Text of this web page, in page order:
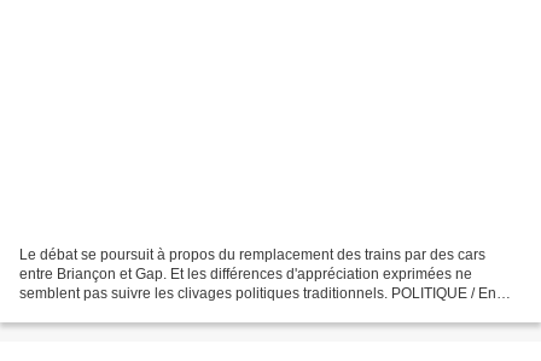
Le débat se poursuit à propos du remplacement des trains par des cars
entre Briançon et Gap. Et les différences d'appréciation exprimées ne
semblent pas suivre les clivages politiques traditionnels. POLITIQUE / En